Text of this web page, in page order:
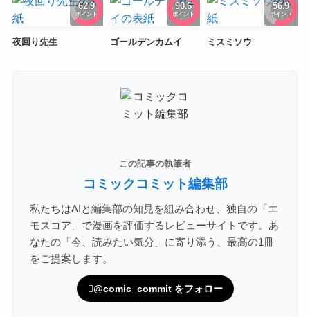
62.9
ポイント
夜回り先生
90.6
ポイント
ゴールデンカムイ
56.9
ポイント
ミスミソウ
この記事の執筆者
コミックコミット編集部
私たちはAIと編集部の知見を組み合わせ、独自の「エ
モスコア」で漫画を評価するレビューサイトです。あ
なたの「今、読みたい気分」に寄り添う、最高の1冊
をご提案します。
@comic_commit をフォロー